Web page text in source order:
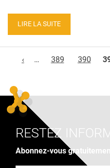
LIRE LA SUITE
‹
… 389 390
RESTEZ
Abonnez-vous